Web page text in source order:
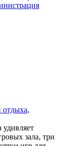
отдыха,
зала, три